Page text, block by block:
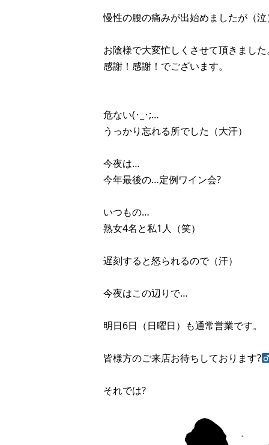
慢性の腰の痛みが出始めましたが（
お陰様で大変忙しくさせて頂きました
感謝！感謝！でございます。
危ない(･_･;…
うっかり忘れる所でした（大汗）
今夜は…
今年最後の…定例ワイン会?
いつもの…
熟女4名と私1人（笑）
遅刻すると怒られるので（汗）
今夜はこの辺りで…
明日6日（日曜日）も通常営業です。
皆様方のご来店お待ちしております?‍
それでは?